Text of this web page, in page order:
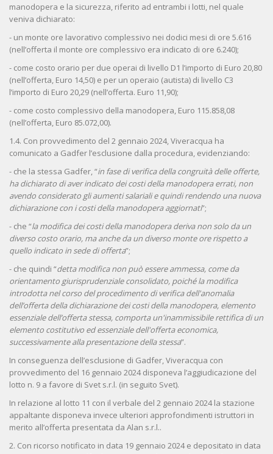
manodopera e la sicurezza, riferito ad entrambi i lotti, nel quale
veniva dichiarato:
- un monte ore lavorativo complessivo nei dodici mesi di ore 5.616
(nell’offerta il monte ore complessivo era indicato di ore 6.240);
- come costo orario per due operai di livello D1 l’importo di Euro 20,80
(nell’offerta, Euro 14,50) e per un operaio (autista) di livello C3
l’importo di Euro 20,29 (nell’offerta. Euro 11,90);
- come costo complessivo della manodopera, Euro 115.858,08
(nell’offerta, Euro 85.072,00).
1.4. Con provvedimento del 2 gennaio 2024, Viveracqua ha
comunicato a Gadfer l’esclusione dalla procedura, evidenziando:
- che la stessa Gadfer, “in fase di verifica della congruità delle offerte,
ha dichiarato di aver indicato dei costi della manodopera errati, non
avendo considerato gli aumenti salariali e quindi rendendo una nuova
dichiarazione con i costi della manodopera aggiornati”;
- che “la modifica dei costi della manodopera deriva non solo da un
diverso costo orario, ma anche da un diverso monte ore rispetto a
quello indicato in sede di offerta”;
- che quindi “detta modifica non può essere ammessa, come da
orientamento giurisprudenziale consolidato, poiché la modifica
introdotta nel corso del procedimento di verifica dell'anomalia
dell’offerta della dichiarazione dei costi della manodopera, elemento
essenziale dell’offerta stessa, comporta un'inammissibile rettifica di un
elemento costitutivo ed essenziale dell'offerta economica,
successivamente alla presentazione della stessa”.
In conseguenza dell’esclusione di Gadfer, Viveracqua con
provvedimento del 16 gennaio 2024 disponeva l’aggiudicazione del
lotto n. 9 a favore di Svet s.r.l. (in seguito Svet).
In relazione al lotto 11 con il verbale del 2 gennaio 2024 la stazione
appaltante disponeva invece ulteriori approfondimenti istruttori in
merito all’offerta presentata da Alan s.r.l..
2. Con ricorso notificato in data 19 gennaio 2024 e depositato in data